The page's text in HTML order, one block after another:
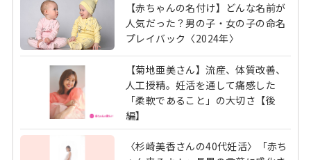
【赤ちゃんの名付け】どんな名前が
人気だった？男の子・女の子の命名
プレイバック〈2024年〉
【菊地亜美さん】流産、体質改善、
人工授精。妊活を通して痛感した
「柔軟であること」の大切さ【後
編】
〈杉崎美香さんの40代妊活〉「赤ち